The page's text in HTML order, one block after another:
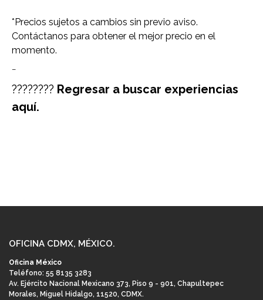
*Precios sujetos a cambios sin previo aviso.
Contáctanos para obtener el mejor precio en el
momento.
–
???????? Regresar a buscar experiencias
aquí.
OFICINA CDMX, MÉXICO.
Oficina México
Teléfono: 55 8135 3283
Av. Ejército Nacional Mexicano 373, Piso 9 - 901, Chapultepec
Morales, Miguel Hidalgo, 11520, CDMX.